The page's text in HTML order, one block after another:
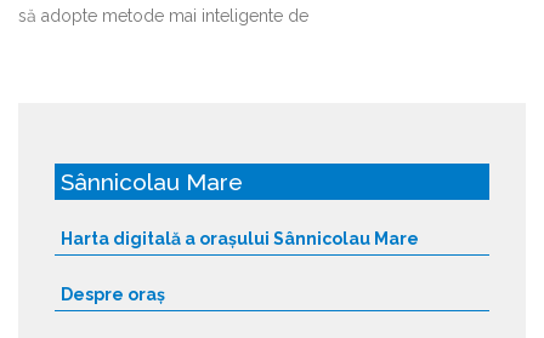
să adopte metode mai inteligente de
Sânnicolau Mare
Harta digitală a orașului Sânnicolau Mare
Despre oraș